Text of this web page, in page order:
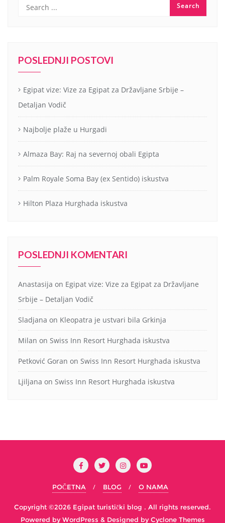
POSLEDNJI POSTOVI
Egipat vize: Vize za Egipat za Državljane Srbije –
Detaljan Vodič
Najbolje plaže u Hurgadi
Almaza Bay: Raj na severnoj obali Egipta
Palm Royale Soma Bay (ex Sentido) iskustva
Hilton Plaza Hurghada iskustva
POSLEDNJI KOMENTARI
Anastasija on Egipat vize: Vize za Egipat za Državljane
Srbije – Detaljan Vodič
Sladjana on Kleopatra je ustvari bila Grkinja
Milan on Swiss Inn Resort Hurghada iskustva
Petković Goran on Swiss Inn Resort Hurghada iskustva
Ljiljana on Swiss Inn Resort Hurghada iskustva
POČETNA BLOG O NAMA
Copyright ©2026 Egipat turistički blog . All rights reserved.
Powered byWordPress & Designed byCyclone Themes